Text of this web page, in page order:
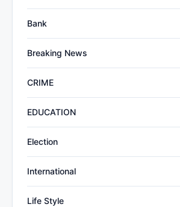
Bank
Breaking News
CRIME
EDUCATION
Election
International
Life Style